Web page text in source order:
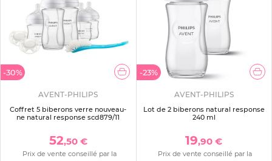
-30%
AVENT-PHILIPS
Coffret 5 biberons verre nouveau-
ne natural response scd879/11
52,50 €
Prix de vente conseillé par la
-23%
AVENT-PHILIPS
Lot de 2 biberons natural response
240 ml
19,90 €
Prix de vente conseillé par la